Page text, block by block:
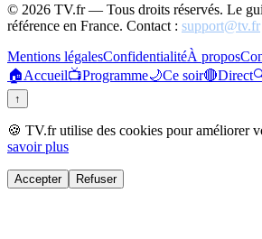
© 2026 TV.fr — Tous droits réservés. Le
référence en France. Contact : support@tv.fr
Mentions légalesConfidentialitéÀ propos
🏠Accueil📺Programme🌙Ce soir🔴Direct
↑
🍪 TV.fr utilise des cookies pour améliorer
savoir plus
Accepter Refuser